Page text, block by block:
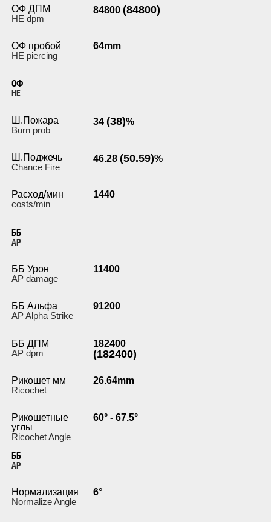
ОФ ДПМ
HE dpm
84800 (84800)
ОФ пробой
HE piercing
64mm
ОФ
HE
Ш.Пожара
Burn prob
34 (38)%
Ш.Поджечь
Chance Fire
46.28 (50.59)%
Расход/мин
costs/min
1440
ББ
AP
ББ Урон
AP damage
11400
ББ Альфа
AP Alpha Strike
91200
ББ ДПМ
AP dpm
182400
(182400)
Рикошет мм
Ricochet
26.64mm
Рикошетные
углы
Ricochet Angle
60° - 67.5°
ББ
AP
Нормализация
Normalize Angle
6°